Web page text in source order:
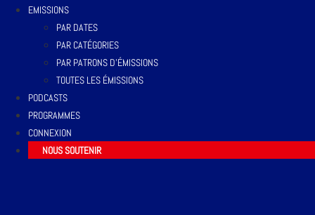
EMISSIONS
PAR DATES
PAR CATÉGORIES
PAR PATRONS D’ÉMISSIONS
TOUTES LES ÉMISSIONS
PODCASTS
PROGRAMMES
CONNEXION
NOUS SOUTENIR